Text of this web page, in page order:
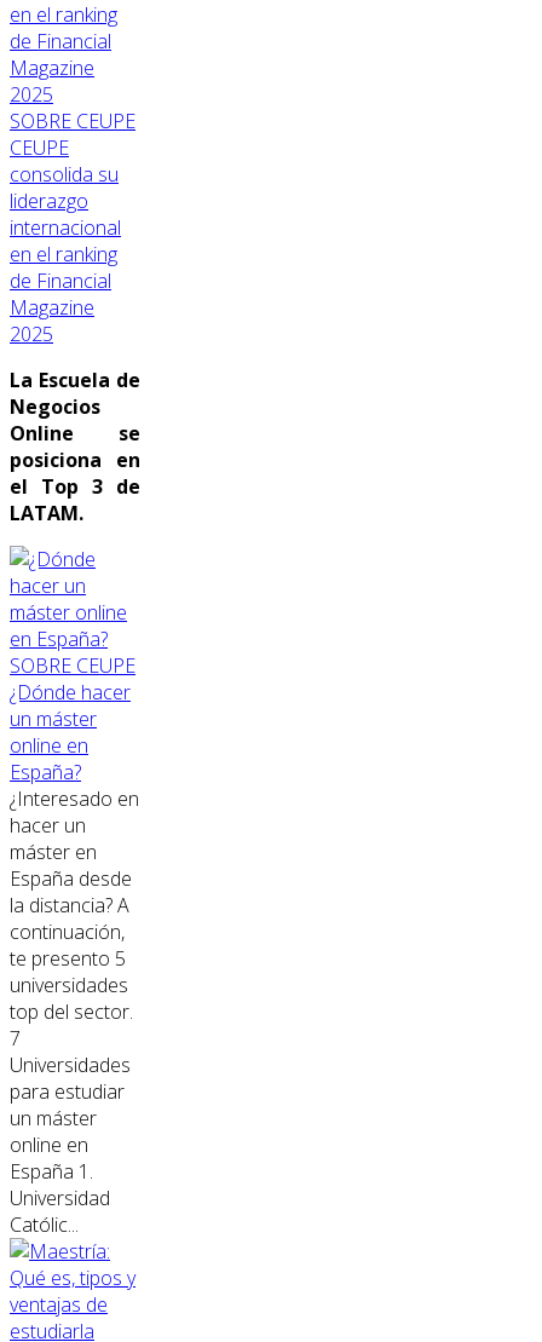
SOBRE CEUPE
CEUPE
consolida su
liderazgo
internacional
en el ranking
de Financial
Magazine
2025
La Escuela de
Negocios
Online se
posiciona en
el Top 3 de
LATAM.
SOBRE CEUPE
¿Dónde hacer
un máster
online en
España?
¿Interesado en
hacer un
máster en
España desde
la distancia? A
continuación,
te presento 5
universidades
top del sector.
7
Universidades
para estudiar
un máster
online en
España 1.
Universidad
Católic...